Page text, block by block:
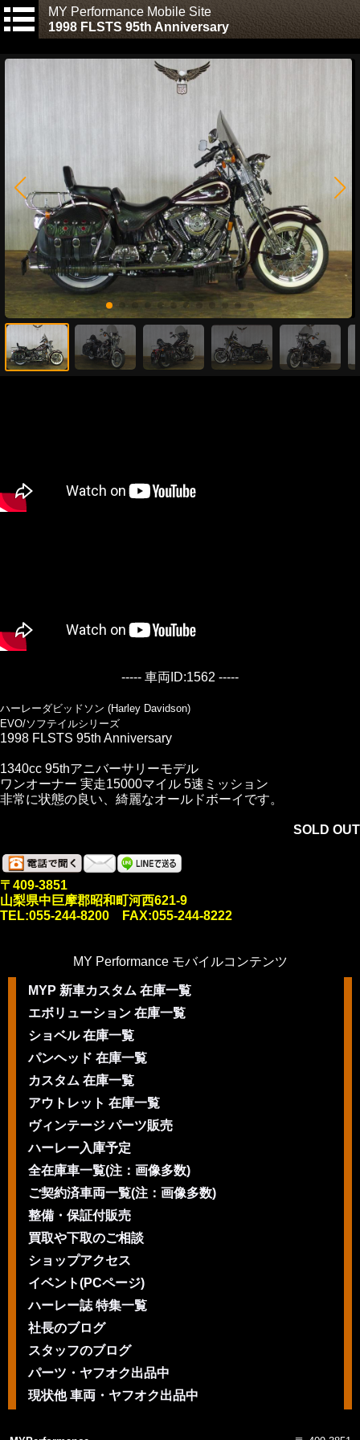
MY Performance Mobile Site
1998 FLSTS 95th Anniversary
----- 車両ID:1562 -----
ハーレーダビッドソン (Harley Davidson)
EVO/ソフテイルシリーズ
1998 FLSTS 95th Anniversary
1340cc 95thアニバーサリーモデル
ワンオーナー 実走15000マイル 5速ミッション
非常に状態の良い、綺麗なオールドボーイです。
SOLD OUT
〒409-3851
山梨県中巨摩郡昭和町河西621-9
TEL:055-244-8200 FAX:055-244-8222
MY Performance モバイルコンテンツ
MYP 新車カスタム 在庫一覧
エボリューション 在庫一覧
ショベル 在庫一覧
パンヘッド 在庫一覧
カスタム 在庫一覧
アウトレット 在庫一覧
ヴィンテージ パーツ販売
ハーレー入庫予定
全在庫車一覧(注：画像多数)
ご契約済車両一覧(注：画像多数)
整備・保証付販売
買取や下取のご相談
ショップアクセス
イベント(PCページ)
ハーレー誌 特集一覧
社長のブログ
スタッフのブログ
パーツ・ヤフオク出品中
現状他 車両・ヤフオク出品中